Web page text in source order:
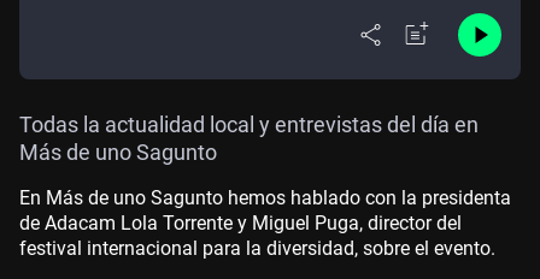
Todas la actualidad local y entrevistas del día en
Más de uno Sagunto
En Más de uno Sagunto hemos hablado con la presidenta
de Adacam Lola Torrente y Miguel Puga, director del
festival internacional para la diversidad, sobre el evento.